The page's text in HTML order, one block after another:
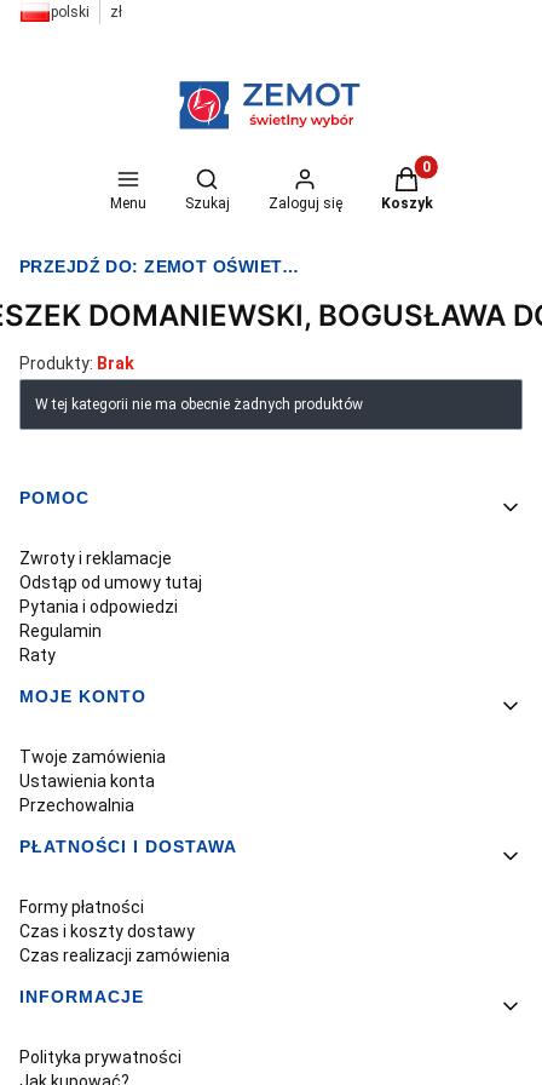
polski zł
Menu
Otwórz wyszukiwarkę
Szukaj Zaloguj się
Produkty w
Koszyk
PRZEJDŹ DO:ZEMOT OŚWIETLENIE I ELEKTRYKA
DOMANIEWSKI, BOGUSŁAWA
Produkty: Brak
Lista produktów
W tej kategorii nie ma obecnie żadnych produktów
Linki w stopce
POMOC
Zwroty i reklamacje
Odstąp od umowy tutaj
Pytania i odpowiedzi
Regulamin
Raty
MOJE KONTO
Twoje zamówienia
Ustawienia konta
Przechowalnia
PŁATNOŚCI I DOSTAWA
Formy płatności
Czas i koszty dostawy
Czas realizacji zamówienia
INFORMACJE
Polityka prywatności